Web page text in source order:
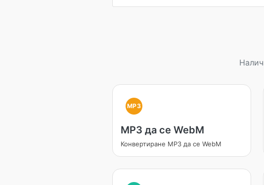
MP3
MP3 да се WebM
Конвертиране MP3 да се WebM